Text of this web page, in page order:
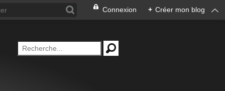
Connexion + Créer mon blog